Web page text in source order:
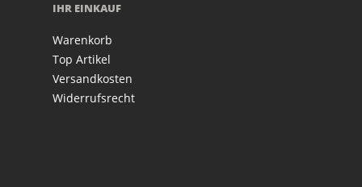
IHR EINKAUF
Warenkorb
Top Artikel
Versandkosten
Widerrufsrecht